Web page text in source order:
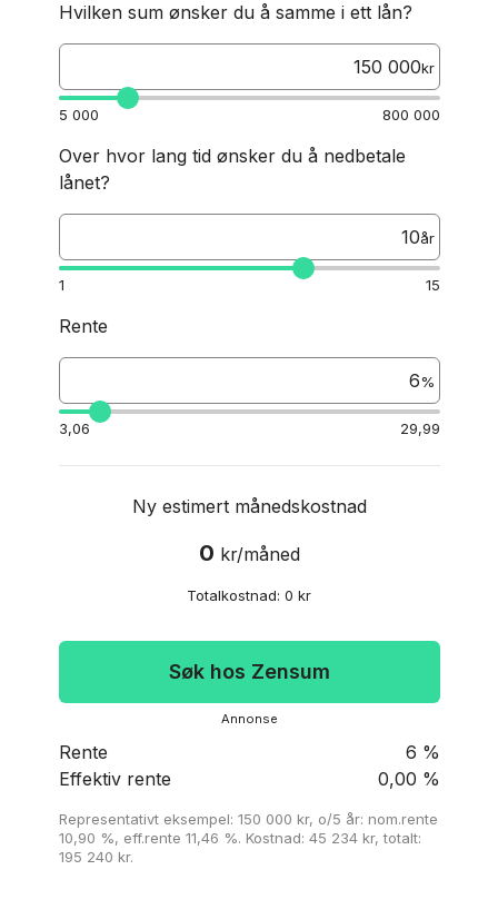
Hvilken sum ønsker du å samme i ett lån?
5 000 800 000
kr
Over hvor lang tid ønsker du å nedbetale
lånet?
1 15
år
Rente
3,06 29,99
%
Ny estimert månedskostnad
0 kr/måned
Totalkostnad: 0 kr
Søk hos Zensum
annonse
Rente 6 %
Effektiv rente
0,00 %
Representativt eksempel: 150 000 kr, o/5 år: nom.rente
10,90 %, eff.rente 11,46 %. Kostnad: 45 234 kr, totalt:
195 240 kr.